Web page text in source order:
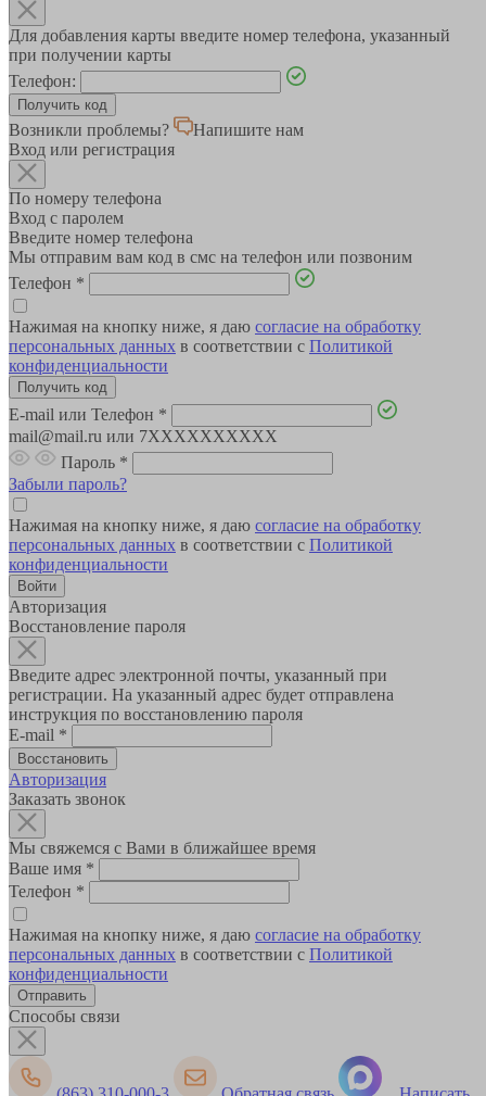
Для добавления карты введите номер телефона, указанный
при получении карты
Телефон:
Возникли проблемы?
Напишите нам
Вход или регистрация
По номеру телефона
Вход с паролем
Введите номер телефона
Мы отправим вам код в смс на телефон или позвоним
Телефон *
Нажимая на кнопку ниже, я даю согласие на обработку
персональных данных в соответствии с Политикой
конфиденциальности
E-mail или Телефон *
mail@mail.ru или 7XXXXXXXXXX
Пароль *
Забыли пароль?
Нажимая на кнопку ниже, я даю согласие на обработку
персональных данных в соответствии с Политикой
конфиденциальности
Авторизация
Восстановление пароля
Введите адрес электронной почты, указанный при
регистрации. На указанный адрес будет отправлена
инструкция по восстановлению пароля
E-mail *
Авторизация
Заказать звонок
Мы свяжемся с Вами в ближайшее время
Ваше имя *
Телефон *
Нажимая на кнопку ниже, я даю согласие на обработку
персональных данных в соответствии с Политикой
конфиденциальности
Способы связи